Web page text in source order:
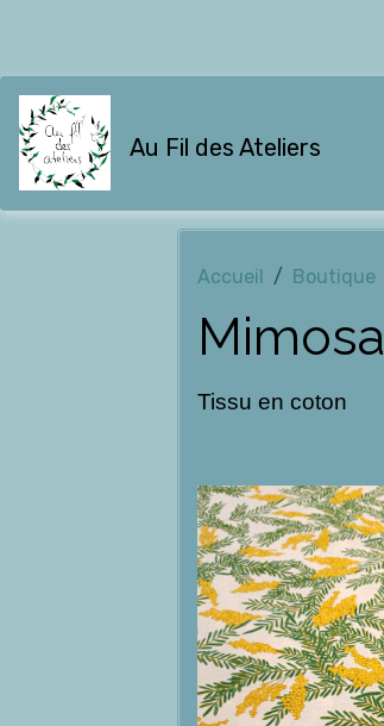
Au Fil des Ateliers
Accueil Boutique
Mimosa
Tissu en coton